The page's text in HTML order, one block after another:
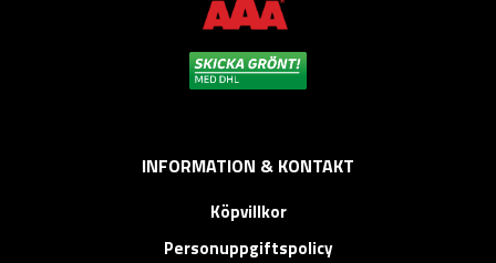
INFORMATION & KONTAKT
Köpvillkor
Personuppgiftspolicy